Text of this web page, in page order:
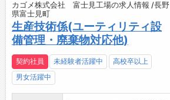
カゴメ株式会社 富士見工場の求人情報 /長野
県富士見町
生産技術係(ユーティリティ設
備管理・廃棄物対応他)
契約社員 未経験者活躍中
高校卒以上
男女活躍中